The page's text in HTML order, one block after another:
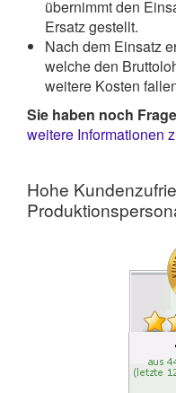
übernimmt den
Ersatz gestellt.
Nach dem Einsatz
welche den
weitere Kosten
Sie haben noch
weitere Informationen
Hohe